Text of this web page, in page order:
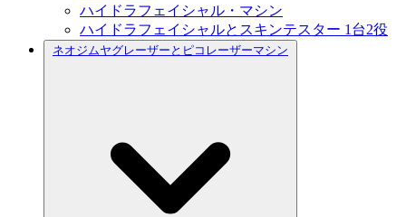
ハイドラフェイシャル・マシン
ハイドラフェイシャルとスキンテスター 1台2役
ネオジムヤグレーザーとピコレーザーマシン